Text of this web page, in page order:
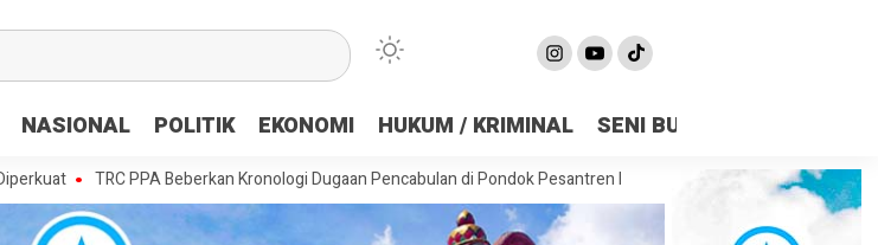
NASIONAL POLITIK EKONOMI HUKUM / KRIMINAL SENI BUDAYA
TRC PPA Beberkan Kronologi Dugaan Pencabulan di Pondok Pesantren Kukar, Kasus Disebut Berulang Sejak 2021